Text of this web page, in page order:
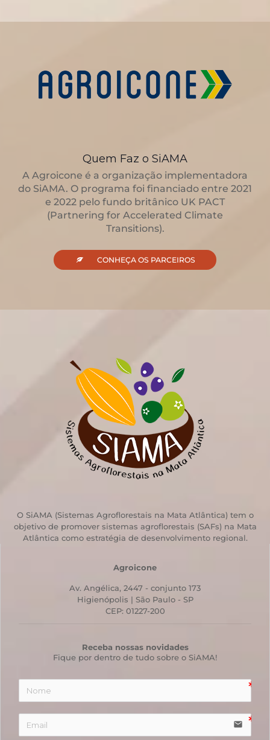
Quem Faz o SiAMA
A Agroicone é a organização implementadora
do SiAMA. O programa foi financiado entre 2021
e 2022 pelo fundo britânico UK PACT
(Partnering for Accelerated Climate
Transitions).
CONHEÇA TODOS OS PARCEIROS
CONHEÇA OS PARCEIROS
O SiAMA (Sistemas Agroflorestais na Mata Atlântica) tem o
objetivo de promover sistemas agroflorestais (SAFs) na Mata
Atlântica como estratégia de desenvolvimento regional.
Agroicone
Av. Angélica, 2447 - conjunto 173
Higienópolis | São Paulo - SP
CEP: 01227-200
Receba nossas novidades
Fique por dentro de tudo sobre o SiAMA!
email